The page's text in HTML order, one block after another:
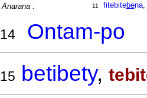
Anarana :
11 fitebitebena,
14 Ontam-po
15 betibety,